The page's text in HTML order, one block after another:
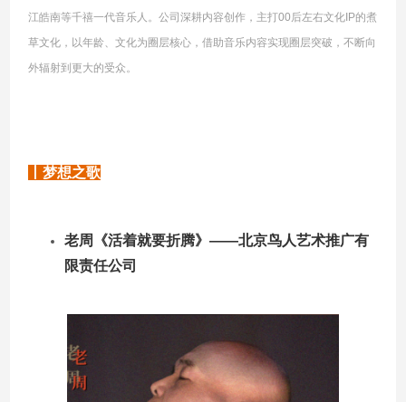
江皓南等千禧一代音乐人。公司深耕内容创作，主打00后左右文化IP的煮
草文化，以年龄、文化为圈层核心，借助音乐内容实现圈层突破，不断向
外辐射到更大的受众。
丨梦想之歌
老周《活着就要折腾》——北京鸟人艺术推广有
限责任公司